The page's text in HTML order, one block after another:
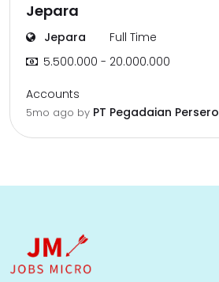
Jepara
Jepara
Full Time
5.500.000 - 20.000.000
Accounts
5mo ago by PT Pegadaian Persero